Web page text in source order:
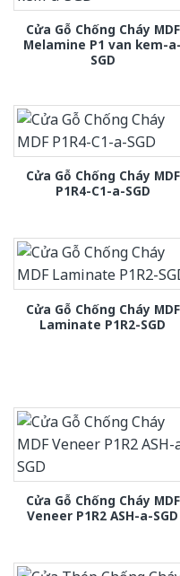
Cửa Gỗ Chống Cháy MDF
Melamine P1 van kem-a-
SGD
Cửa Gỗ Chống Cháy MDF
P1R4-C1-a-SGD
Cửa Gỗ Chống Cháy MDF
Laminate P1R2-SGD
Cửa Gỗ Chống Cháy MDF
Veneer P1R2 ASH-a-SGD